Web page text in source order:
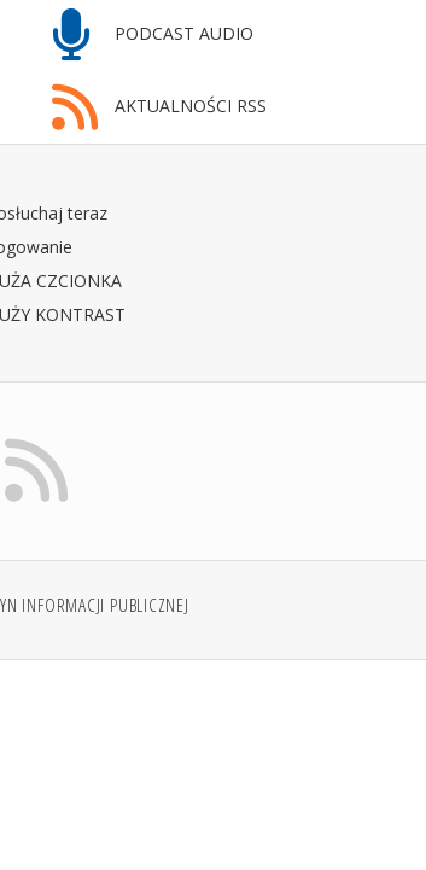
PODCAST AUDIO
AKTUALNOŚCI RSS
teraz
CZCIONKA
KONTRAST
INFORMACJI PUBLICZNEJ